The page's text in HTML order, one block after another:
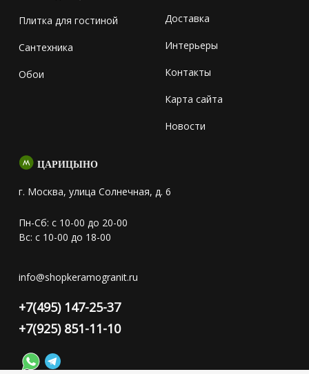
Плитка для гостиной
Сантехника
Обои
Доставка
Интерьеры
Контакты
Карта сайта
Новости
ЦАРИЦЫНО
г. Москва, улица Солнечная, д. 6
Пн-Сб: с 10-00 до 20-00
Вс: с 10-00 до 18-00
info@shopkeramogranit.ru
+7(495) 147-25-37
+7(925) 851-11-10